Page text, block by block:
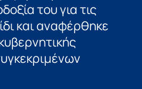
του για τις
και αναφέρθηκε